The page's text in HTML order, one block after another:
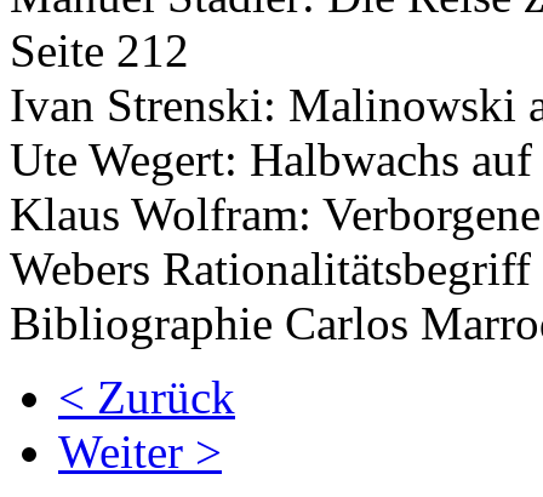
Seite 212
Ivan Strenski: Malinowski
Ute Wegert: Halbwachs
Klaus Wolfram:
Webers Rationalitätsbegriff
Bibliographie Carlos
< Zurück
Weiter >